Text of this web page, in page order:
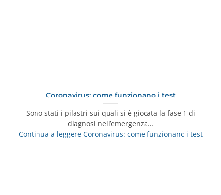
Coronavirus: come funzionano i test
Sono stati i pilastri sui quali si è giocata la fase 1 di
diagnosi nell’emergenza…
Continua a leggereCoronavirus: come funzionano i test